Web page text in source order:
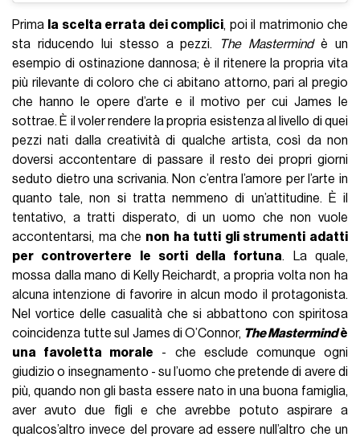
Prima la scelta errata dei complici, poi il matrimonio che
sta riducendo lui stesso a pezzi.
The Mastermindè un
esempio di ostinazione dannosa; è il ritenere la propria vita
più rilevante di coloro che ci abitano attorno, pari al pregio
che hanno le opere d’arte e il motivo per cui James le
sottrae. È il voler rendere la propria esistenza al livello di quei
pezzi nati dalla creatività di qualche artista, così da non
doversi accontentare di passare il resto dei propri giorni
seduto dietro una scrivania. Non c’entra l’amore per l’arte in
quanto tale, non si tratta nemmeno di un’attitudine. È il
tentativo, a tratti disperato, di un uomo che non vuole
accontentarsi, ma che non ha tutti gli strumenti adatti
per controvertere le sorti della fortuna. La quale,
mossa dalla mano di Kelly Reichardt, a propria volta non ha
alcuna intenzione di favorire in alcun modo il protagonista.
Nel vortice delle casualità che si abbattono con spiritosa
coincidenza tutte sul James di O’Connor, The Mastermindè
una favoletta morale - che esclude comunque ogni
giudizio o insegnamento - su l’uomo che pretende di avere di
più, quando non gli basta essere nato in una buona famiglia,
aver avuto due figli e che avrebbe potuto aspirare a
qualcos’altro invece del provare ad essere null’altro che un